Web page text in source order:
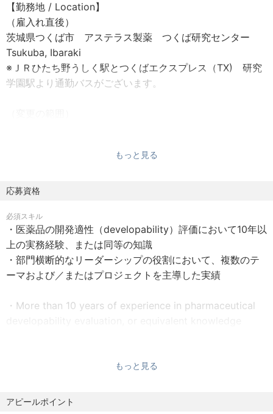
トにおける開発適性（developability）評価および製造性
（manufacturability）評価をリードし、主体的に遂行する
役割を担います。
本職務では、開発適性および製造性に関連するリスクにつ
いて科学的かつ戦略的な方向性を提示し、社内関係者およ
び外部パートナー間と連携して各業務を推進します。
的な連携を主導する役割も担います。
This position is responsible for leading and
manufacturability assessments across multiple
themes/projects to enable robust Go/No Go decision-
making
during the discovery stage and to accelerate product
development after candidate nomination. The role
provides
scientific and strategic direction on developability and
and drives alignment among internal stakeholders and
project strategies and contributing to organizational
【勤務地 / Location】
（雇入れ直後）
茨城県つくば市 アステラス製薬 つくば研究センター
Tsukuba, Ibaraki
※ＪＲひたち野うしく駅とつくばエクスプレス（TX) 研究
学園駅より通勤バスがございます。
応相談
【契約期間 / Contract Duration】
期間の定めなし
Not limited to specified period
試用期間原則なし
②裁量労働制の場合：裁量労働手当として職務グレードに
もっと見る
応募資格
必須スキル
・医薬品の開発適性（developability）評価において10年以
上の実務経験、または同等の知識
・部門横断的なリーダーシップの役割において、複数のテ
ーマおよび／またはプロジェクトを主導した実績
・More than 10 years of experience in pharmaceutical
もっと見る
アピールポイント